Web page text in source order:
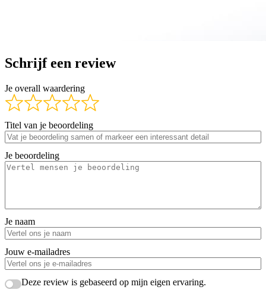
Schrijf een review
Je overall waardering
Titel van je beoordeling
Je beoordeling
Je naam
Jouw e-mailadres
Deze review is gebaseerd op mijn eigen ervaring.